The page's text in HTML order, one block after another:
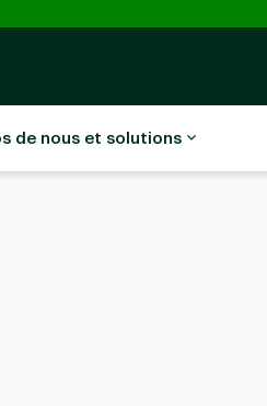
de nous et solutions